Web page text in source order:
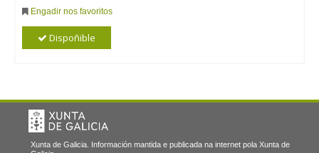
Engadir nos favoritos
Dispoñible
Xunta de Galicia. Información mantida e publicada na internet pola Xunta de